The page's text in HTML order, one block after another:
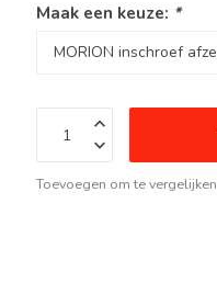
Maak een keuze: *
Toevoegen om te vergelijken